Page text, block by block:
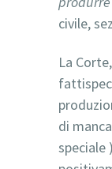
civile,
La
di
speciale